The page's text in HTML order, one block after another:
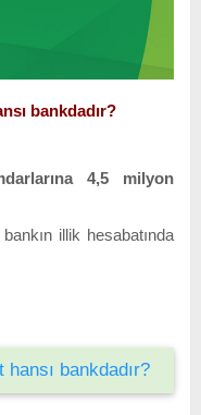
bankdadır?
4,5 milyon
illik hesabatında
bankdadır?